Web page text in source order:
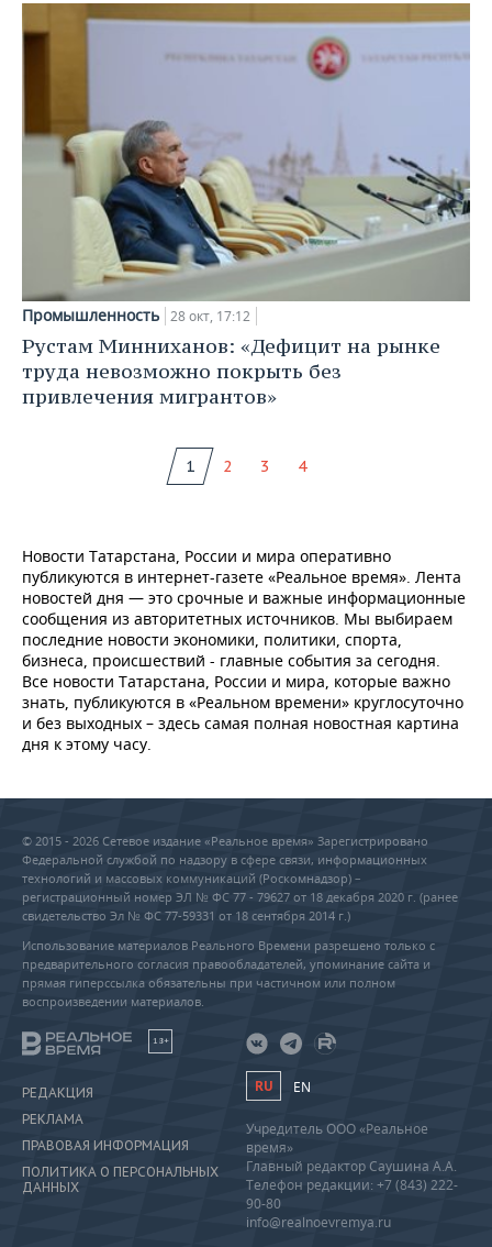
Промышленность 28 окт, 17:12
Рустам Минниханов: «Дефицит на рынке
труда невозможно покрыть без
привлечения мигрантов»
1 2 3 4
Новости Татарстана, России и мира оперативно
публикуются в интернет-газете «Реальное время». Лента
новостей дня — это срочные и важные информационные
сообщения из авторитетных источников. Мы выбираем
последние новости экономики, политики, спорта,
бизнеса, происшествий - главные события за сегодня.
Все новости Татарстана, России и мира, которые важно
знать, публикуются в «Реальном времени» круглосуточно
и без выходных – здесь самая полная новостная картина
дня к этому часу.
© 2015 - 2026 Сетевое издание «Реальное время» Зарегистрировано
Федеральной службой по надзору в сфере связи, информационных
технологий и массовых коммуникаций (Роскомнадзор) –
регистрационный номер ЭЛ № ФС 77 - 79627 от 18 декабря 2020 г. (ранее
свидетельство Эл № ФС 77-59331 от 18 сентября 2014 г.)
Использование материалов Реального Времени разрешено только с
предварительного согласия правообладателей, упоминание сайта и
прямая гиперссылка обязательны при частичном или полном
воспроизведении материалов.
18+
РЕДАКЦИЯ
РЕКЛАМА
ПРАВОВАЯ ИНФОРМАЦИЯ
ПОЛИТИКА О ПЕРСОНАЛЬНЫХ
ДАННЫХ
RU EN
Учредитель ООО «Реальное
время»
Главный редактор Саушина А.А.
Телефон редакции: +7 (843) 222-
90-80
info@realnoevremya.ru